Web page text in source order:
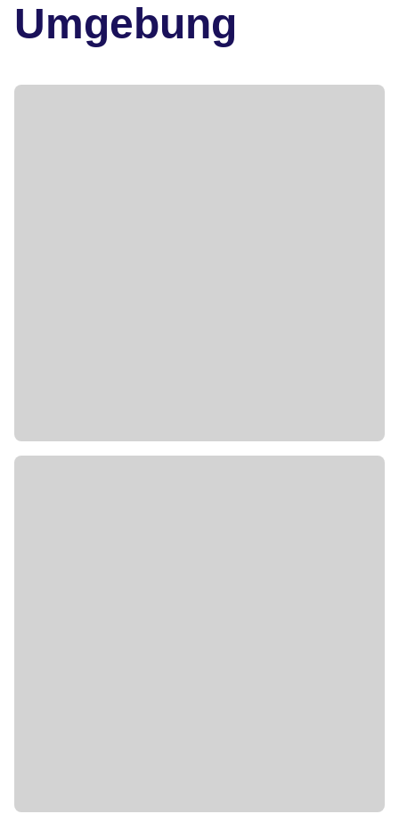
Umgebung